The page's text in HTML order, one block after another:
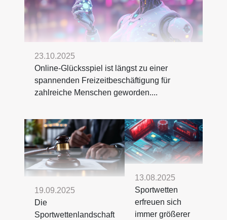
23.10.2025
Online-Glücksspiel ist längst zu einer
spannenden Freizeitbeschäftigung für
zahlreiche Menschen geworden....
19.09.2025
Die
Sportwettenlandschaft
13.08.2025
Sportwetten
erfreuen sich
immer größerer